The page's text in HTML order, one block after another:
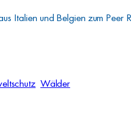
Italien und Belgien zum Peer
Wälder